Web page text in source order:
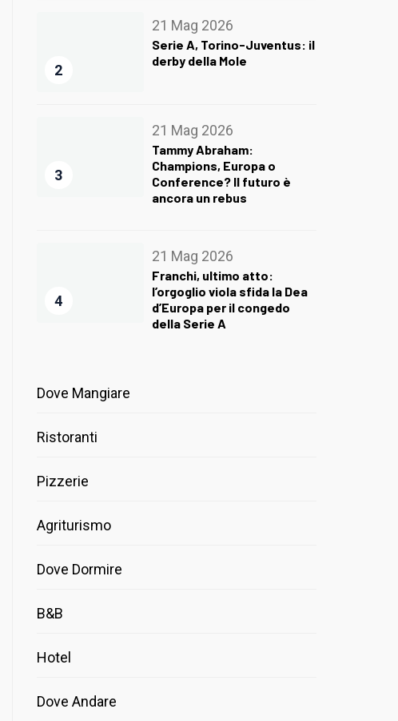
2
21 Mag 2026
Serie A, Torino-Juventus: il
derby della Mole
3
21 Mag 2026
Tammy Abraham:
Champions, Europa o
Conference? Il futuro è
ancora un rebus
4
21 Mag 2026
Franchi, ultimo atto:
l’orgoglio viola sfida la Dea
d’Europa per il congedo
della Serie A
Dove Mangiare
Ristoranti
Pizzerie
Agriturismo
Dove Dormire
B&B
Hotel
Dove Andare